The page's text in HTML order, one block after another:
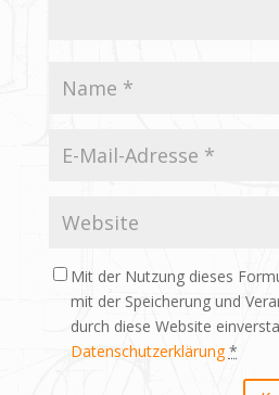
Mit der Nutzung dieses
mit der Speicherung und
durch diese Website
Datenschutzerklärung *